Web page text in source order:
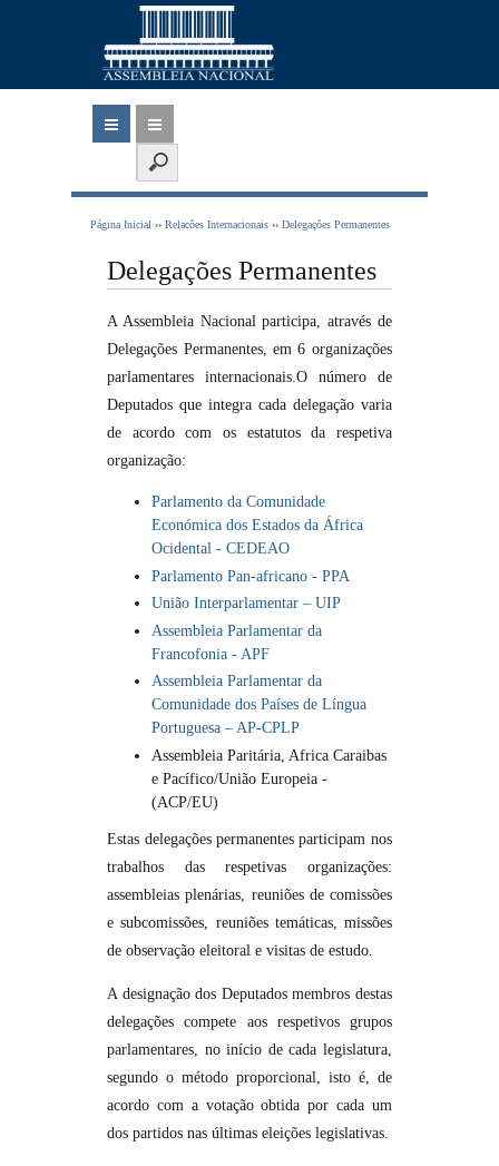
Página Inicial ››Relacões Internacionais ››Delegações Permanentes
Delegações Permanentes
A Assembleia Nacional participa, através de
Delegações Permanentes, em 6 organizações
parlamentares internacionais.O número de
Deputados que integra cada delegação varia
de acordo com os es​​​​​tatutos da respetiva
organização:
Parlamento da Comunidade
Económica dos Estados da África
Ocidental - CEDEAO
Parlamento Pan-africano - PPA
União Interparlamentar –​ UIP
Assembleia Parlamentar da
Francofonia - APF
Assembleia Parlamentar da
Comunidade dos Países de Língua
Portuguesa – AP-CPLP
Assembleia Paritária, Africa Caraibas
e Pacífico/União Europeia -
(ACP/EU)
Estas delegações permanentes participam nos
trabalhos das respetivas organizações:
assembleias plenárias, reuniões de comissões
e subcomissões, reuniões temáticas, missões
de observação eleitoral e visitas de estudo.
A designação dos Deputados membros destas
delegações compete aos respetivos grupos
parlamentares, no início de cada legislatura,
segundo o método proporcional, isto é, de
acordo com a votação obtida por cada um
dos partidos nas últimas eleições legislativas.